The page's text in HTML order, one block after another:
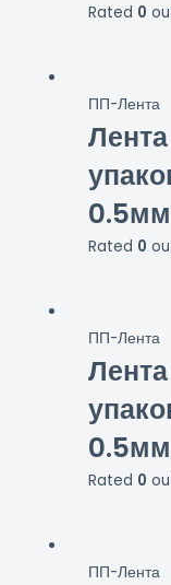
Rated 0
ПП-Лента
Rated 0
ПП-Лента
Rated 0
ПП-Лента